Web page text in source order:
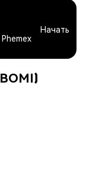
Начать